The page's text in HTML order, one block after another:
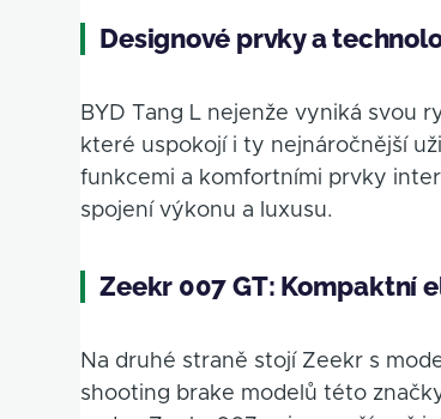
Designové prvky a
BYD Tang L nejenže vyniká svou
které uspokojí i ty nejnáročnější
funkcemi a komfortními prvky
spojení výkonu a luxusu.
Zeekr 007 GT: Kompaktní
Na druhé straně stojí Zeekr s
shooting brake modelů této